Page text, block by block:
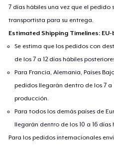
7 días hábiles una vez que el
transportista para su entrega.
Estimated Shipping Timelines:
Se estima que los pedidos con
de los 7 a 12 días hábiles
Para Francia, Alemania, Países
pedidos llegarán dentro de los 7 a
producción.
Para todos los demás países de
llegarán dentro de los 10 a 16
Para los pedidos internacionales